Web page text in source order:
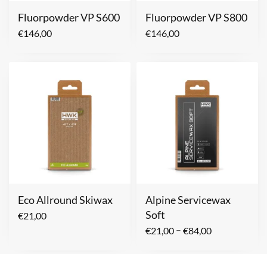
Fluorpowder VP S600
€146,00
Fluorpowder VP S800
€146,00
Eco Allround Skiwax
€21,00
Alpine Servicewax
Soft
€21,00 – €84,00